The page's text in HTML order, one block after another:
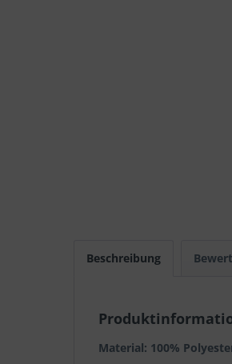
Beschreibung
Material: 100%